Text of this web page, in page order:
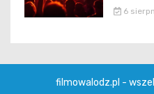
6
filmowalodz.pl -